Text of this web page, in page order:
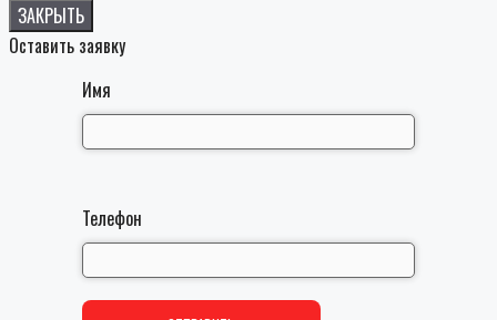
ЗАКРЫТЬ
Оставить заявку
Имя
Телефон